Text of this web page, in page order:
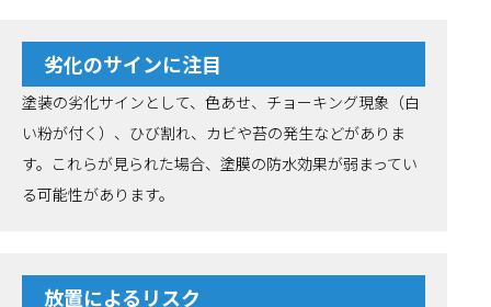
劣化のサインに注目
塗装の劣化サインとして、色あせ、チョーキング現象（白
い粉が付く）、ひび割れ、カビや苔の発生などがありま
す。これらが見られた場合、塗膜の防水効果が弱まってい
る可能性があります。
放置によるリスク